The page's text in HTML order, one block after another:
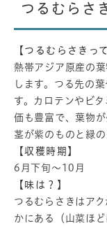
つるむらさ
【つるむらさきっ
熱帯アジア原産の
します。つる先の
す。カロテンやビ
価も豊富で、葉物が
茎が紫のものと緑の
【収穫時期】
6月下旬～10月
【味は？】
つるむらさきはア
かにある（山菜ほ